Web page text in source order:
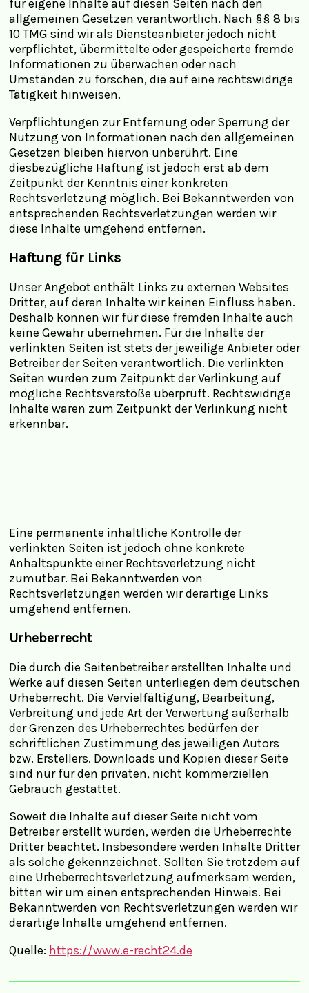
für eigene Inhalte auf diesen Seiten nach den
allgemeinen Gesetzen verantwortlich. Nach §§ 8 bis
10 TMG sind wir als Diensteanbieter jedoch nicht
verpflichtet, übermittelte oder gespeicherte fremde
Informationen zu überwachen oder nach
Umständen zu forschen, die auf eine rechtswidrige
Tätigkeit hinweisen.
Verpflichtungen zur Entfernung oder Sperrung der
Nutzung von Informationen nach den allgemeinen
Gesetzen bleiben hiervon unberührt. Eine
diesbezügliche Haftung ist jedoch erst ab dem
Zeitpunkt der Kenntnis einer konkreten
Rechtsverletzung möglich. Bei Bekanntwerden von
entsprechenden Rechtsverletzungen werden wir
diese Inhalte umgehend entfernen.
Haftung für Links
Unser Angebot enthält Links zu externen Websites
Dritter, auf deren Inhalte wir keinen Einfluss haben.
Deshalb können wir für diese fremden Inhalte auch
keine Gewähr übernehmen. Für die Inhalte der
verlinkten Seiten ist stets der jeweilige Anbieter oder
Betreiber der Seiten verantwortlich. Die verlinkten
Seiten wurden zum Zeitpunkt der Verlinkung auf
mögliche Rechtsverstöße überprüft. Rechtswidrige
Inhalte waren zum Zeitpunkt der Verlinkung nicht
erkennbar.
Eine permanente inhaltliche Kontrolle der
verlinkten Seiten ist jedoch ohne konkrete
Anhaltspunkte einer Rechtsverletzung nicht
zumutbar. Bei Bekanntwerden von
Rechtsverletzungen werden wir derartige Links
umgehend entfernen.
Urheberrecht
Die durch die Seitenbetreiber erstellten Inhalte und
Werke auf diesen Seiten unterliegen dem deutschen
Urheberrecht. Die Vervielfältigung, Bearbeitung,
Verbreitung und jede Art der Verwertung außerhalb
der Grenzen des Urheberrechtes bedürfen der
schriftlichen Zustimmung des jeweiligen Autors
bzw. Erstellers. Downloads und Kopien dieser Seite
sind nur für den privaten, nicht kommerziellen
Gebrauch gestattet.
Soweit die Inhalte auf dieser Seite nicht vom
Betreiber erstellt wurden, werden die Urheberrechte
Dritter beachtet. Insbesondere werden Inhalte Dritter
als solche gekennzeichnet. Sollten Sie trotzdem auf
eine Urheberrechtsverletzung aufmerksam werden,
bitten wir um einen entsprechenden Hinweis. Bei
Bekanntwerden von Rechtsverletzungen werden wir
derartige Inhalte umgehend entfernen.
Quelle: https://www.e-recht24.de